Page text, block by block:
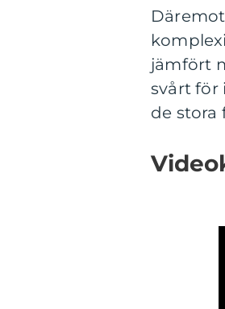
jämfört
svårt för
de stora